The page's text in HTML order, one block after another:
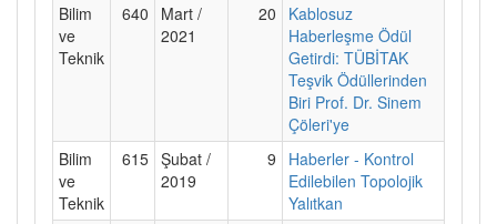
Bilim
ve
Teknik
640
Mart /
2021
20
Kablosuz
Haberleşme Ödül
Getirdi: TÜBİTAK
Teşvik Ödüllerinden
Biri Prof. Dr. Sinem
Çöleri'ye
Bilim
ve
Teknik
615 Şubat /
2019
9
Haberler - Kontrol
Edilebilen Topolojik
Yalıtkan